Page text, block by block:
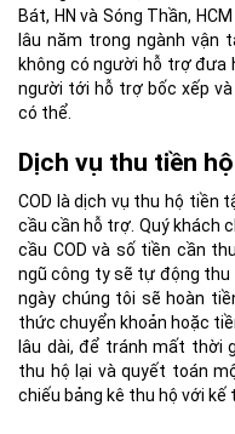
Bát, HN và Sóng Thần,
lâu năm trong ngành vận
không có người hỗ trợ đưa
người tới hỗ trợ bốc xếp
có thể.
Dịch vụ thu tiền hộ
COD là dịch vụ thu hộ tiền
cầu cần hỗ trợ. Quý khách
cầu COD và số tiền cần
ngũ công ty sẽ tự động thu
ngày chúng tôi sẽ hoàn
thức chuyển khoản hoặc
lâu dài, để tránh mất thời
thu hộ lại và quyết toán
chiếu bảng kê thu hộ với kế